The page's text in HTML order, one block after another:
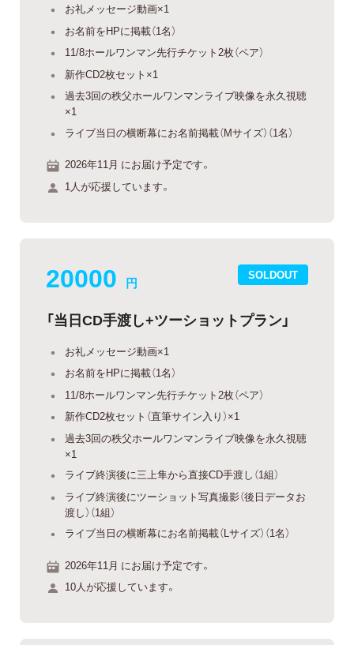
お礼メッセージ動画×1
お名前をHPに掲載（1名）
11/8ホールワンマン先行チケット2枚（ペア）
新作CD2枚セット×1
過去3回の秩父ホールワンマンライブ映像を永久視聴
×1
ライブ当日の横断幕にお名前掲載（Mサイズ）（1名）
2026年11月 にお届け予定です。
1人が応援しています。
SOLDOUT
20000 円
「当日CD手渡し+ツーショットプラン」
お礼メッセージ動画×1
お名前をHPに掲載（1名）
11/8ホールワンマン先行チケット2枚（ペア）
新作CD2枚セット（直筆サイン入り）×1
過去3回の秩父ホールワンマンライブ映像を永久視聴
×1
ライブ終演後に三上隼から直接CD手渡し（1組）
ライブ終演後にツーショット写真撮影（後日データお
渡し）（1組）
ライブ当日の横断幕にお名前掲載（Lサイズ）（1名）
2026年11月 にお届け予定です。
10人が応援しています。